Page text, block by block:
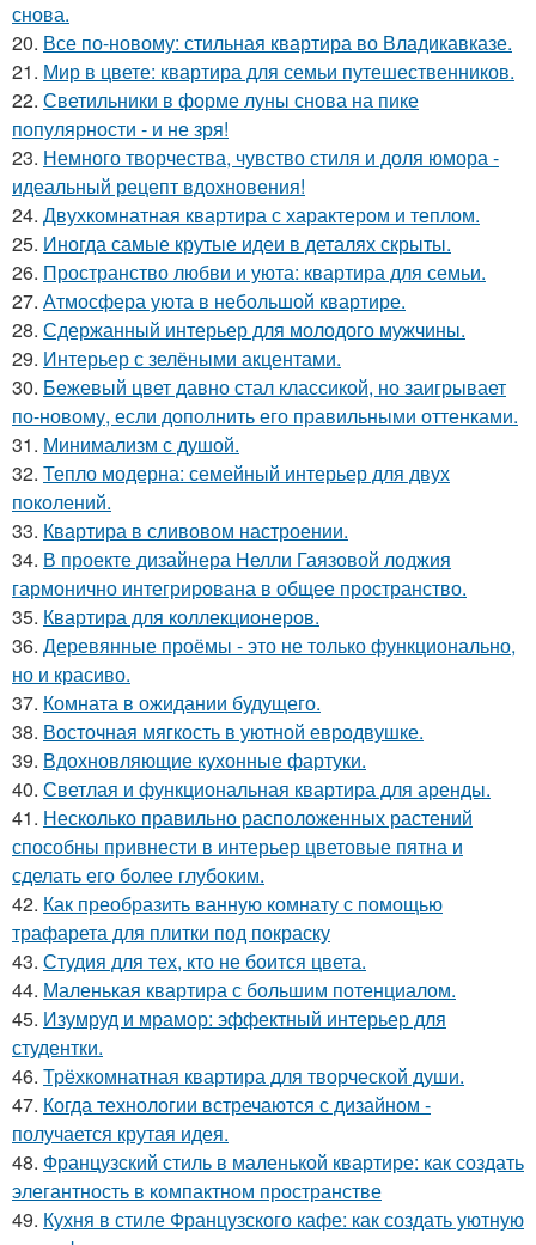
снова.
20. Все по-новому: стильная квартира во Владикавказе.
21. Мир в цвете: квартира для семьи путешественников.
22. Светильники в форме луны снова на пике
популярности - и не зря!
23. Немного творчества, чувство стиля и доля юмора -
идеальный рецепт вдохновения!
24. Двухкомнатная квартира с характером и теплом.
25. Иногда самые крутые идеи в деталях скрыты.
26. Пространство любви и уюта: квартира для семьи.
27. Атмосфера уюта в небольшой квартире.
28. Сдержанный интерьер для молодого мужчины.
29. Интерьер с зелёными акцентами.
30. Бежевый цвет давно стал классикой, но заигрывает
по-новому, если дополнить его правильными оттенками.
31. Минимализм с душой.
32. Тепло модерна: семейный интерьер для двух
поколений.
33. Квартира в сливовом настроении.
34. В проекте дизайнера Нелли Гаязовой лоджия
гармонично интегрирована в общее пространство.
35. Квартира для коллекционеров.
36. Деревянные проёмы - это не только функционально,
но и красиво.
37. Комната в ожидании будущего.
38. Восточная мягкость в уютной евродвушке.
39. Вдохновляющие кухонные фартуки.
40. Светлая и функциональная квартира для аренды.
41. Несколько правильно расположенных растений
способны привнести в интерьер цветовые пятна и
сделать его более глубоким.
42. Как преобразить ванную комнату с помощью
трафарета для плитки под покраску
43. Студия для тех, кто не боится цвета.
44. Маленькая квартира с большим потенциалом.
45. Изумруд и мрамор: эффектный интерьер для
студентки.
46. Трёхкомнатная квартира для творческой души.
47. Когда технологии встречаются с дизайном -
получается крутая идея.
48. Французский стиль в маленькой квартире: как создать
элегантность в компактном пространстве
49. Кухня в стиле Французского кафе: как создать уютную